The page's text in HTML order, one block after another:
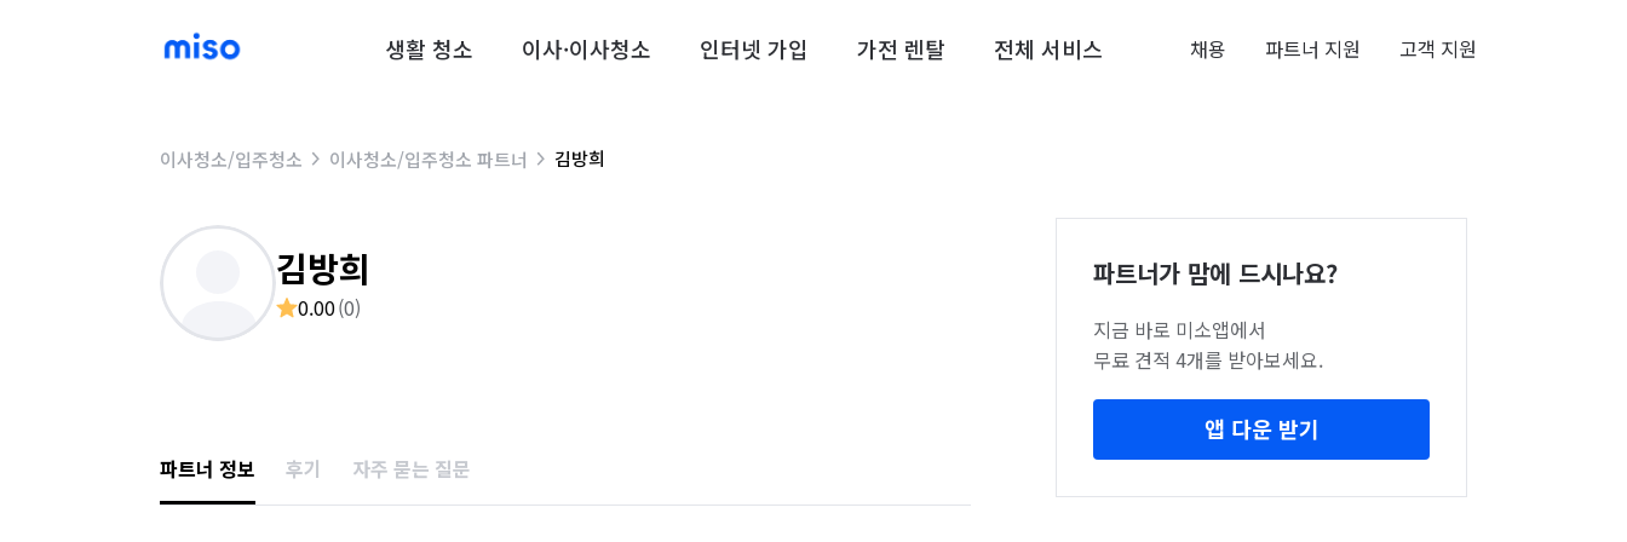
생활 청소 이사·이사청소 인터넷 가입 가전 렌탈 전체 서비스 채용 파트너 지원 고객 지원
이사청소/입주청소 이사청소/입주청소 파트너 김방희
김방희
0.00(0)
파트너 정보 후기 자주 묻는 질문
파트너가 맘에 드시나요?
지금 바로 미소앱에서
무료 견적 4개를 받아보세요.
앱 다운 받기